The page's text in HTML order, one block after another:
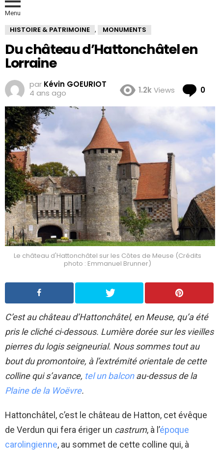
Menu
HISTOIRE & PATRIMOINE , MONUMENTS
Du château d’Hattonchâtel en
Lorraine
par Kévin GOEURIOT
4 ans ago
1.2kViews 0
Le château d'Hattonchâtel sur les Côtes de Meuse (Crédits
photo : Emmanuel Brunner)
C’est au château d’Hattonchâtel, en Meuse, qu’a été
pris le cliché ci-dessous. Lumière dorée sur les vieilles
pierres du logis seigneurial. Nous sommes tout au
bout du promontoire, à l’extrémité orientale de cette
colline qui s’avance, tel un balcon au-dessus de la
Plaine de la Woëvre.
Hattonchâtel, c’est le château de Hatton, cet évêque
de Verdun qui fera ériger un castrum, à l’époque
carolingienne, au sommet de cette colline qui, à